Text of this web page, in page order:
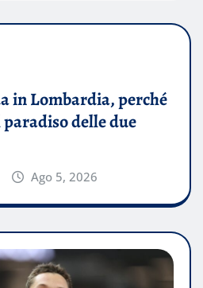
in Lombardia, perché
delle due
Ago 5, 2026